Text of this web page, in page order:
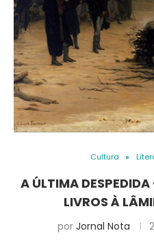
Cultura
A ÚLTIMA
LIVROS À
por Jornal Nota